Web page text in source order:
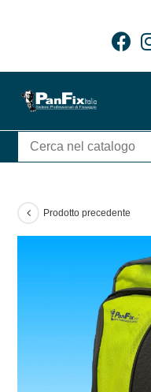
Prodotto precedente